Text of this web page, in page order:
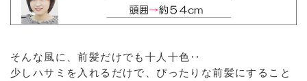
そんな風に、前髪だけでも十人十色‥
少しハサミを入れるだけで、ぴったりな前髪にすること